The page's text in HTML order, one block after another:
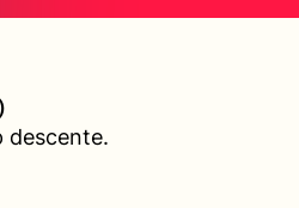
descente.